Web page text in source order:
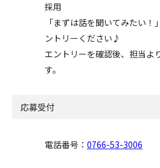
採用
「まずは話を聞いてみたい
ントリーください♪
エントリーを確認後、担当よ
す。
応募受付
電話番号： 0766-53-3006